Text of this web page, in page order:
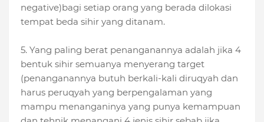
negative)bagi setiap orang yang berada dilokasi
tempat beda sihir yang ditanam.
5. Yang paling berat penanganannya adalah jika 4
bentuk sihir semuanya menyerang target
(penanganannya butuh berkali-kali diruqyah dan
harus peruqyah yang berpengalaman yang
mampu menanganinya yang punya kemampuan